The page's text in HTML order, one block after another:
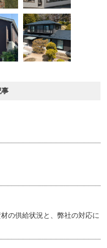
事
の供給状況と、弊社の対応に